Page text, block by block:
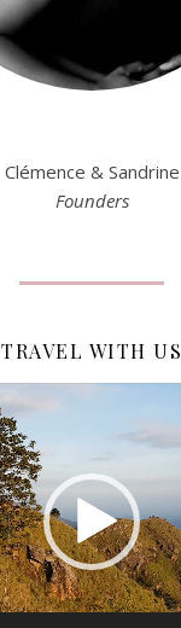
Clémence & Sandrine
Founders
TRAVEL WITH US